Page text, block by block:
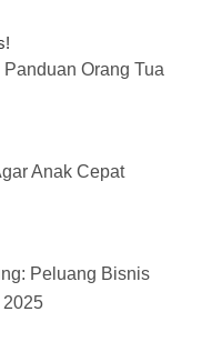
Orang Tua
Anak Cepat
Peluang Bisnis